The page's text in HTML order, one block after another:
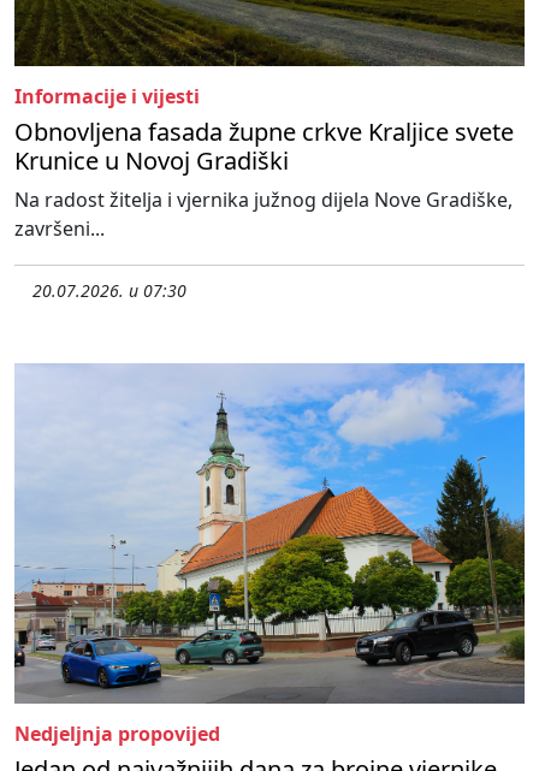
Informacije i vijesti
Obnovljena fasada župne crkve Kraljice svete
Krunice u Novoj Gradiški
Na radost žitelja i vjernika južnog dijela Nove Gradiške,
završeni...
20.07.2026. u 07:30
Nedjeljnja propovijed